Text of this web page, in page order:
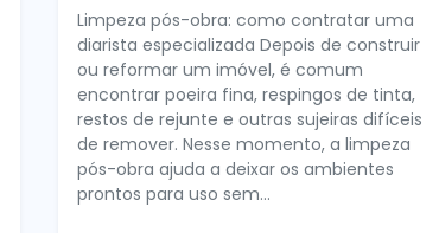
Limpeza pós-obra: como contratar uma
diarista especializada Depois de construir
ou reformar um imóvel, é comum
encontrar poeira fina, respingos de tinta,
restos de rejunte e outras sujeiras difíceis
de remover. Nesse momento, a limpeza
pós-obra ajuda a deixar os ambientes
prontos para uso sem...